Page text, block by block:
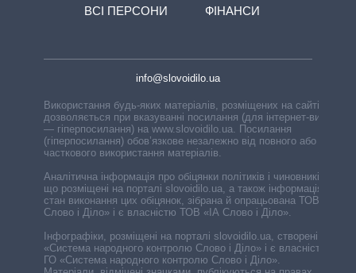
ВСІ ПЕРСОНИ
ФІНАНСИ
info@slovoidilo.ua
Використання будь-яких матеріалів, розміщених на сайті,
дозволяється при вказуванні посилання (для інтернет-видань
— гіперпосилання) на www.slovoidilo.ua. Посилання
(гіперпосилання) обов’язкове незалежно від повного або
часткового використання матеріалів.
Аналітична інформація про обіцянки політиків і чиновників,
що розміщені на порталі slovoidilo.ua, а також інформація про
стан виконання цих обіцянок, зібрана й опрацьована ТОВ «ІА
Слово і Діло» і є власністю ТОВ «ІА Слово і Діло».
Інфографіки, розміщені на порталі slovoidilo.ua, створені ГО
«Система народного контролю Слово і Діло» і є власністю
ГО «Система народного контролю Слово і Діло».